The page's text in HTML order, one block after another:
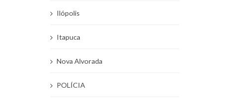
Ilópolis
Itapuca
Nova Alvorada
POLÍCIA